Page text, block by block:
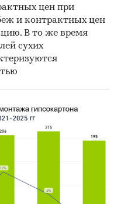
цен при
и контрактных цен
В то же время
сухих